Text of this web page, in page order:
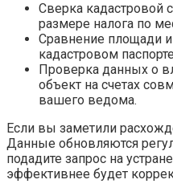
Сверка кадастровой
размере налога по
Сравнение площади и
кадастровом
Проверка данных о
объект на счетах
вашего ведома.
Если вы заметили
Данные обновляются
подадите запрос на
эффективнее будет